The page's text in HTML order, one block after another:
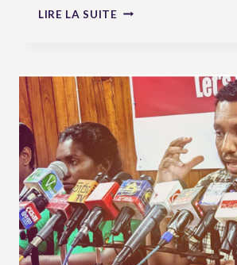
LIRE LA SUITE DÉFIS
BRÉSILIENNE
:
L’UNDROP
COMME
OUTIL
DE
LUTTE